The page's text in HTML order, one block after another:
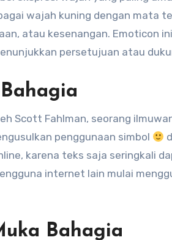
wajah kuning dengan mata
atau kesenangan. Emoticon
persetujuan atau
Scott Fahlman, seorang
penggunaan simbol
karena teks saja seringkali
internet lain mulai
Bahagia